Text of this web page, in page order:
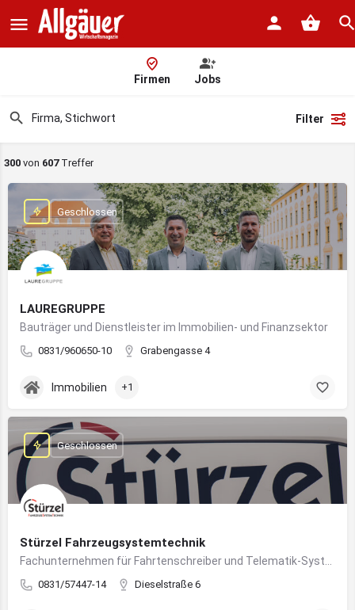
Firmen Jobs
Filter
300 von 607Treffer
LAUREGRUPPE
Bauträger und Dienstleister im Immobilien- und Finanzsektor
0831/960650-10 Grabengasse 4
Geschlossen
Immobilien +1
Stürzel Fahrzeugsystemtechnik
0831/57447-14 Dieselstraße 6
Geschlossen